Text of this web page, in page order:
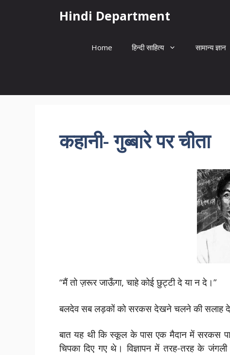
Hindi Department
Home हिन्दी साहित्य सामान्य ज्ञान
कहानी- गुब्बारे पर चीता
“मैं तो ज़रूर जाऊँगा, चाहे कोई छुट्टी दे या न दे।”
बलदेव सब लड़कों को सरकस देखने चलने की सलाह दे
बात यह थी कि स्कूल के पास एक मैदान में सरकस
चिपका दिए गए थे। विज्ञापन में तरह-तरह के